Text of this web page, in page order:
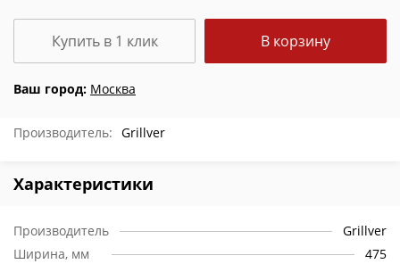
Ваш город: Москва
В корзину
Купить в 1 клик
Производитель: Grillver
Характеристики
Производитель
Grillver
Ширина, мм
475